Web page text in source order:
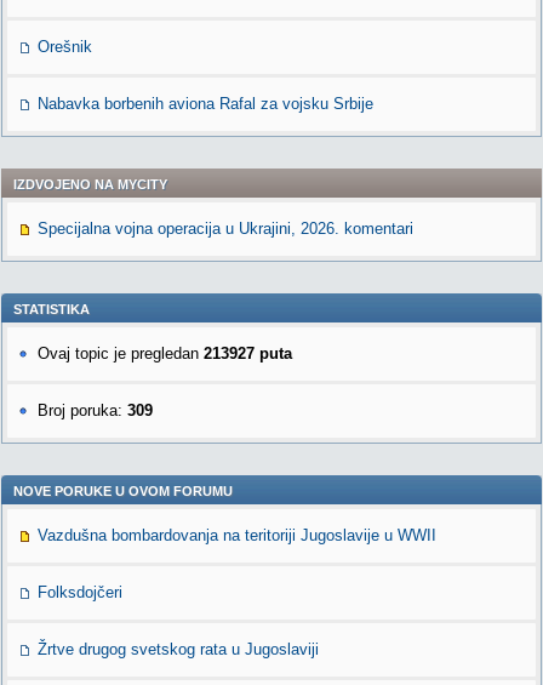
Orešnik
Nabavka borbenih aviona Rafal za vojsku Srbije
IZDVOJENO NA MYCITY
Specijalna vojna operacija u Ukrajini, 2026. komentari
STATISTIKA
Ovaj topic je pregledan 213927 puta
Broj poruka: 309
NOVE PORUKE U OVOM FORUMU
Vazdušna bombardovanja na teritoriji Jugoslavije u WWII
Folksdojčeri
Žrtve drugog svetskog rata u Jugoslaviji